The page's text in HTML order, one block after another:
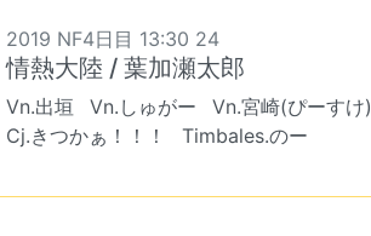
2019 NF4日目 13:30 24
情熱大陸 / 葉加瀬太郎
Vn.出垣 Vn.しゅがー Vn.宮崎(ぴーすけ)
Cj.きつかぁ！！！
Timbales.のー